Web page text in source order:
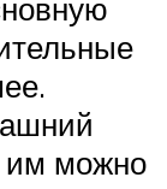
им можно